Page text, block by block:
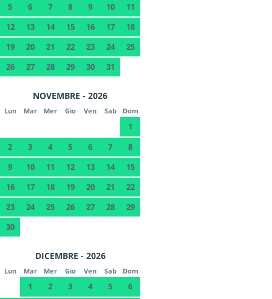
5
6 7 8 9 10
11
12
13 14 15 16 17
18
19
20 21 22 23 24
25
26
27 28 29 30 31
NOVEMBRE - 2026
Lun Mar Mer Gio Ven Sab Dom
1
2
3 4 5 6 7
8
9
10 11 12 13 14
15
16
17 18 19 20 21
22
23
24 25 26 27 28
29
30
DICEMBRE - 2026
Lun Mar Mer Gio Ven Sab Dom
1 2 3 4 5
6